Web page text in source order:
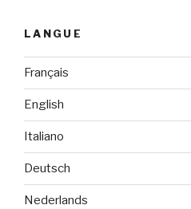
LANGUE
Français
English
Italiano
Deutsch
Nederlands